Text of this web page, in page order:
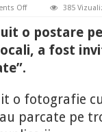
Offon
la
Poliția
Locală
Facebook
385
o postare
a fost
o fotografie
parcate pe